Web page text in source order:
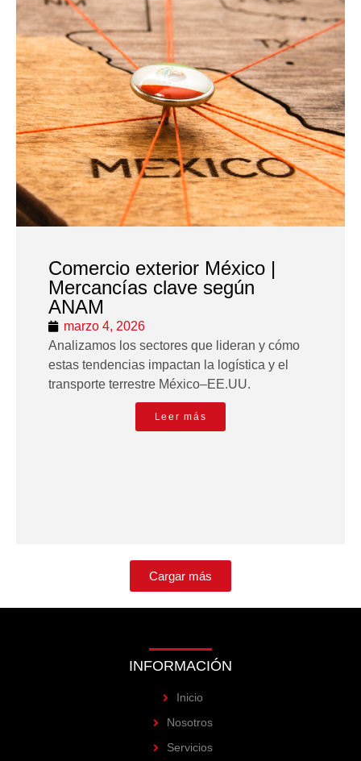
Comercio exterior México |
Mercancías clave según
ANAM
marzo 4, 2026
Analizamos los sectores que lideran y cómo
estas tendencias impactan la logística y el
transporte terrestre México–EE.UU.
Leer más
Cargar más
INFORMACIÓN
Inicio
Nosotros
Servicios